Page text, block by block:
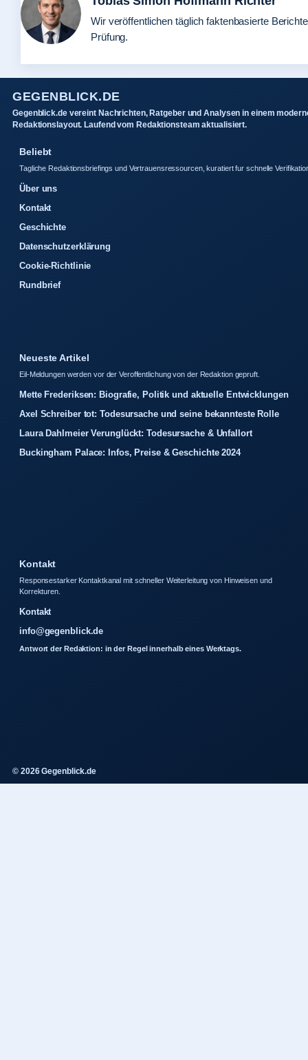
Wir veröffentlichen täglich faktenbasierte
Prüfung.
GEGENBLICK.DE
Gegenblick.de vereint Nachrichten, Ratgeber und Analysen in einem
Redaktionslayout. Laufend vom Redaktionsteam aktualisiert.
Beliebt
Tagliche Redaktionsbriefings und Vertrauensressourcen, kuratiert fur schnelle
Über uns
Kontakt
Geschichte
Datenschutzerklärung
Cookie-Richtlinie
Rundbrief
Neueste Artikel
Eil-Meldungen werden vor der Veroffentlichung von der Redaktion gepruft.
Mette Frederiksen: Biografie, Politik und aktuelle Entwicklungen
Axel Schreiber tot: Todesursache und seine bekannteste Rolle
Laura Dahlmeier Verunglückt: Todesursache & Unfallort
Buckingham Palace: Infos, Preise & Geschichte 2024
Kontakt
Responsestarker Kontaktkanal mit schneller Weiterleitung von Hinweisen und
Korrekturen.
Kontakt
info@gegenblick.de
Antwort der Redaktion: in der Regel innerhalb eines Werktags.
© 2026 Gegenblick.de